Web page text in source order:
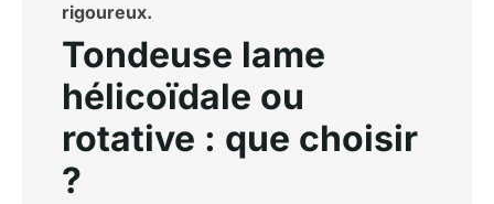
rigoureux.
Tondeuse lame
hélicoïdale ou
rotative : que choisir
?